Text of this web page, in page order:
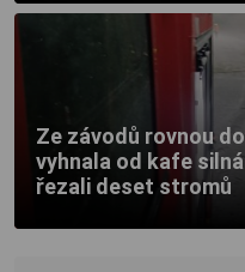
Ze závodů rovnou
vyhnala od kafe
řezali deset stromů